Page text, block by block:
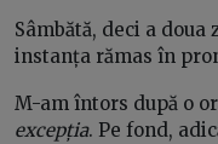
Sâmbătă, deci a doua
instanța rămas în
M-am întors după o
excepția. Pe fond,